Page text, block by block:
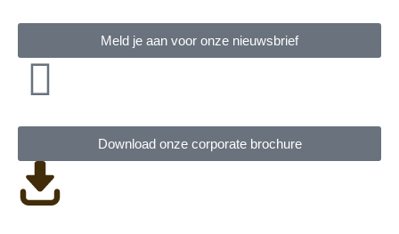
Meld je aan voor onze nieuwsbrief
Download onze corporate brochure